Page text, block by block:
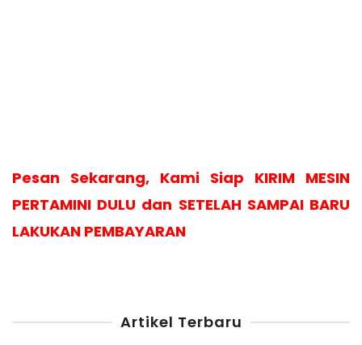
Pesan Sekarang, Kami Siap KIRIM MESIN
PERTAMINI DULU dan SETELAH SAMPAI BARU
LAKUKAN PEMBAYARAN
Artikel Terbaru